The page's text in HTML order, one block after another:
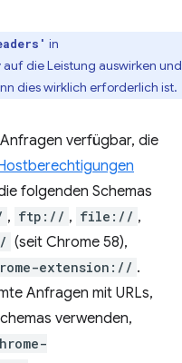
in
die Leistung auswirken und
dies wirklich erforderlich ist.
verfügbar, die
folgenden Schemas
, ftp:// , file:// ,
(seit Chrome 58),
extension:// .
Anfragen mit URLs,
verwenden,